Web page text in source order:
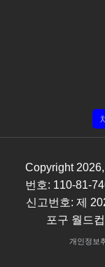
Copyright 2026
번호: 110-81-
신고번호: 제
포구 월드
개인정보